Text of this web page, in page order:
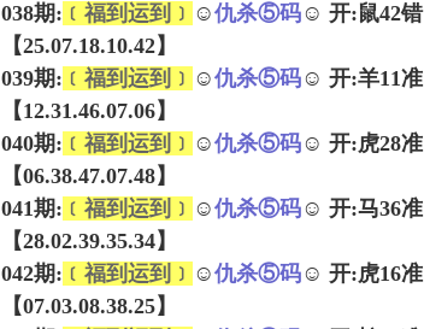
038期: ﹝福到运到﹞ ☺仇杀⑤码☺ 开:鼠42错
【25.07.18.10.42】
039期: ﹝福到运到﹞ ☺仇杀⑤码☺ 开:羊11准
【12.31.46.07.06】
040期: ﹝福到运到﹞ ☺仇杀⑤码☺ 开:虎28准
【06.38.47.07.48】
041期: ﹝福到运到﹞ ☺仇杀⑤码☺ 开:马36准
【28.02.39.35.34】
042期: ﹝福到运到﹞ ☺仇杀⑤码☺ 开:虎16准
【07.03.08.38.25】